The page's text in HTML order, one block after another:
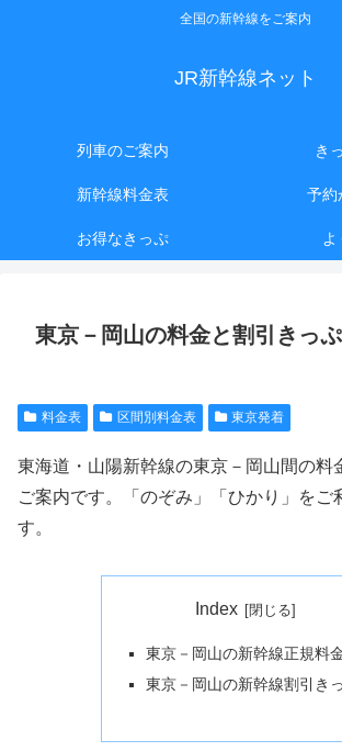
全国の新幹線をご案内
JR新幹線ネット
列車のご案内 き
新幹線料金表 予約
お得なきっぷ よ
東京－岡山の料金と割引きっぷ
料金表 区間別料金表 東京発着
東海道・山陽新幹線の東京－岡山間の料
ご案内です。「のぞみ」「ひかり」をご
す。
Index
東京－岡山の新幹線正規料
東京－岡山の新幹線割引き